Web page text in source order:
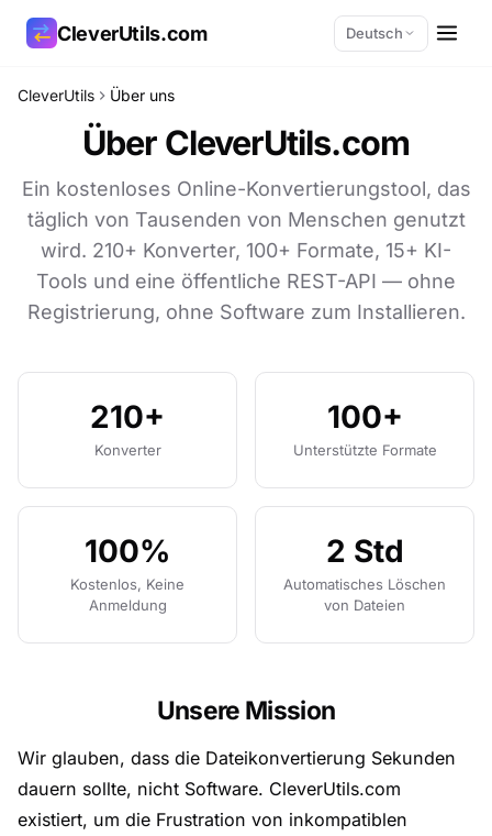
CleverUtils.com Deutsch
CleverUtils Über uns
Über CleverUtils.com
Ein kostenloses Online-Konvertierungstool, das
täglich von Tausenden von Menschen genutzt
wird. 210+ Konverter, 100+ Formate, 15+ KI-
Tools und eine öffentliche REST-API — ohne
Registrierung, ohne Software zum Installieren.
210+
Konverter
100+
Unterstützte Formate
100%
Kostenlos, Keine
Anmeldung
2 Std
Automatisches Löschen
von Dateien
Unsere Mission
Wir glauben, dass die Dateikonvertierung Sekunden
dauern sollte, nicht Software. CleverUtils.com
existiert, um die Frustration von inkompatiblen
Link kopieren